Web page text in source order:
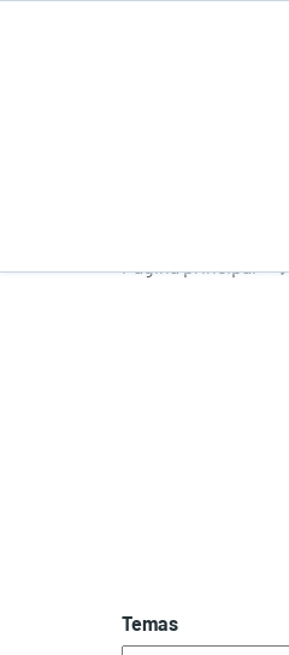
Página principal
Temas